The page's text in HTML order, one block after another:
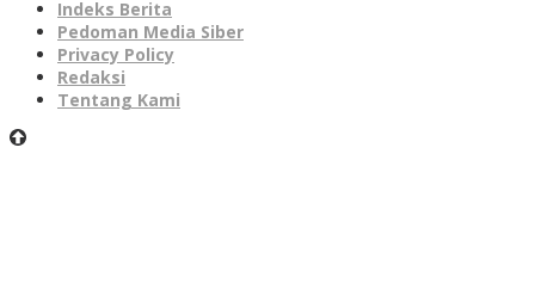
Indeks Berita
Pedoman Media Siber
Privacy Policy
Redaksi
Tentang Kami